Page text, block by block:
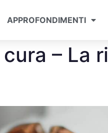
APPROFONDIMENTI
– La